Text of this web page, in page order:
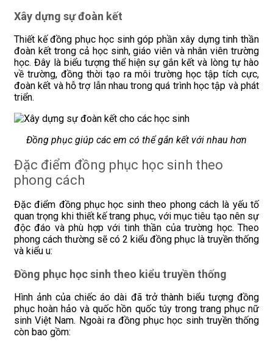
Xây dựng sự đoàn kết
Thiết kế đồng phục học sinh góp phần xây dựng tinh thần
đoàn kết trong cả học sinh, giáo viên và nhân viên trường
học. Đây là biểu tượng thể hiện sự gắn kết và lòng tự hào
về trường, đồng thời tạo ra môi trường học tập tích cực,
đoàn kết và hỗ trợ lẫn nhau trong quá trình học tập và phát
triển.
Đồng phục giúp các em có thể gắn kết với nhau hơn
Đặc điểm đồng phục học sinh theo
phong cách
Đặc điểm đồng phục học sinh theo phong cách là yếu tố
quan trọng khi thiết kế trang phục, với mục tiêu tạo nên sự
độc đáo và phù hợp với tinh thần của trường học. Theo
phong cách thường sẽ có 2 kiểu đồng phục là truyền thống
và kiểu u:
Đồng phục học sinh theo kiểu truyền thống
Hình ảnh của chiếc áo dài đã trở thành biểu tượng đồng
phục hoàn hảo và quốc hồn quốc túy trong trang phục nữ
sinh Việt Nam. Ngoài ra đồng phục học sinh truyền thống
còn bao gồm: